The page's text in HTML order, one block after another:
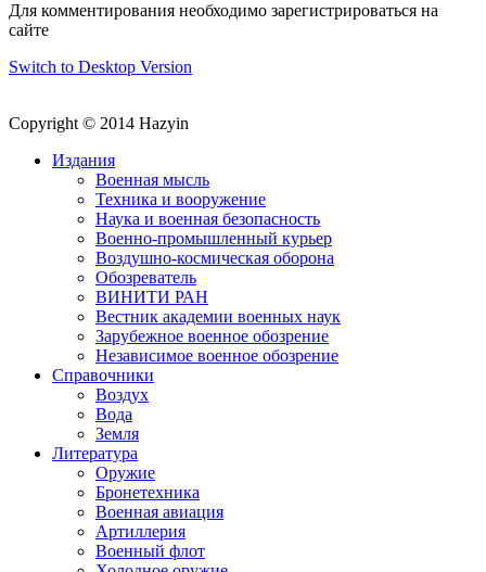
Для комментирования необходимо зарегистрироваться на
сайте
Switch to Desktop Version
Copyright © 2014 Hazyin
Издания
Военная мысль
Техника и вооружение
Наука и военная безопасность
Военно-промышленный курьер
Воздушно-космическая оборона
Обозреватель
ВИНИТИ РАН
Вестник академии военных наук
Зарубежное военное обозрение
Независимое военное обозрение
Справочники
Воздух
Вода
Земля
Литература
Оружие
Бронетехника
Военная авиация
Артиллерия
Военный флот